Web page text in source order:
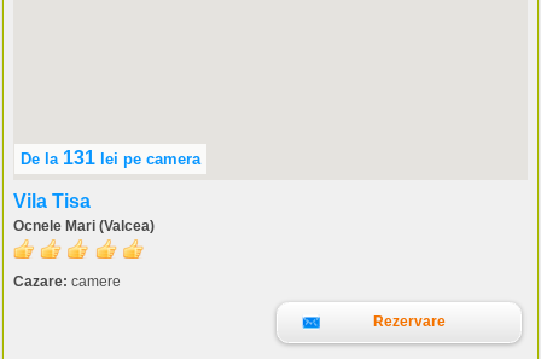
De la 131 lei pe camera
Vila Tisa
Ocnele Mari (Valcea)
Cazare: camere
Rezervare